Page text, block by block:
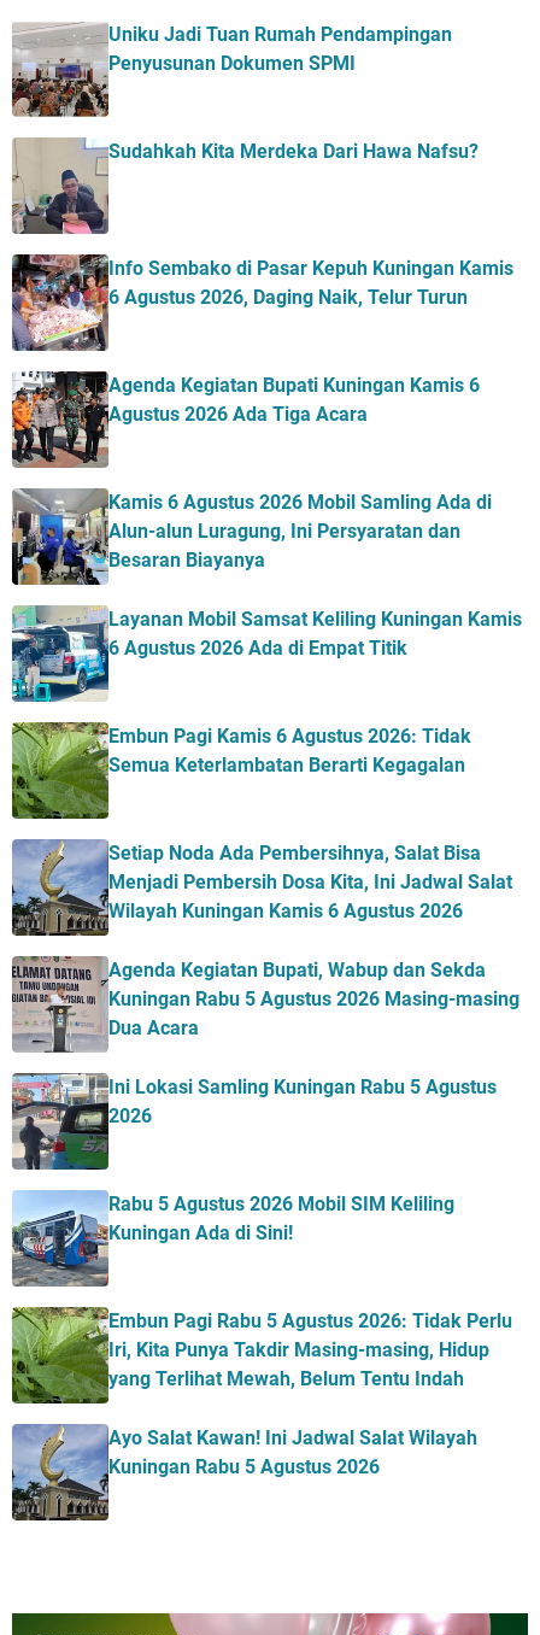
Uniku Jadi Tuan Rumah Pendampingan
Penyusunan Dokumen SPMI
Sudahkah Kita Merdeka Dari Hawa Nafsu?
Info Sembako di Pasar Kepuh Kuningan Kamis
6 Agustus 2026, Daging Naik, Telur Turun
Agenda Kegiatan Bupati Kuningan Kamis 6
Agustus 2026 Ada Tiga Acara
Kamis 6 Agustus 2026 Mobil Samling Ada di
Alun-alun Luragung, Ini Persyaratan dan
Besaran Biayanya
Layanan Mobil Samsat Keliling Kuningan Kamis
6 Agustus 2026 Ada di Empat Titik
Embun Pagi Kamis 6 Agustus 2026: Tidak
Semua Keterlambatan Berarti Kegagalan
Setiap Noda Ada Pembersihnya, Salat Bisa
Menjadi Pembersih Dosa Kita, Ini Jadwal Salat
Wilayah Kuningan Kamis 6 Agustus 2026
Agenda Kegiatan Bupati, Wabup dan Sekda
Kuningan Rabu 5 Agustus 2026 Masing-masing
Dua Acara
Ini Lokasi Samling Kuningan Rabu 5 Agustus
2026
Rabu 5 Agustus 2026 Mobil SIM Keliling
Kuningan Ada di Sini!
Embun Pagi Rabu 5 Agustus 2026: Tidak Perlu
Iri, Kita Punya Takdir Masing-masing, Hidup
yang Terlihat Mewah, Belum Tentu Indah
Ayo Salat Kawan! Ini Jadwal Salat Wilayah
Kuningan Rabu 5 Agustus 2026